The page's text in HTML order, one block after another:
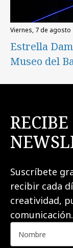
viernes, 7 de agosto
Estrella
Museo del
Suscríbete
recibir cada
creatividad,
comunicación.